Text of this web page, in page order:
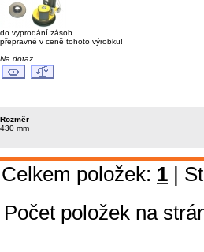
do vyprodání zásob
přepravné v ceně tohoto výrobku!
Na dotaz
Rozměr
430 mm
Celkem položek: 1 |
Počet položek na